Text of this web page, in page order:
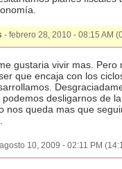
- febrero 28, 2010 - 08:15 AM
gustaria vivir mas. Pero
que encaja con los
podemos desligarnos de
nos queda mas que
10, 2009 - 02:11 PM